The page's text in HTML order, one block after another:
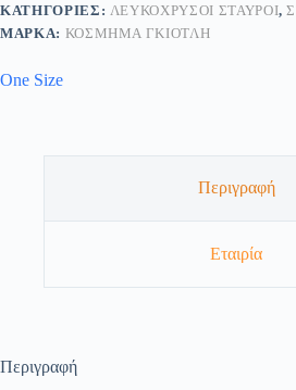
ΚΑΤΗΓΟΡΊΕΣ: ΛΕΥΚΌΧΡΥΣΟΙ ΣΤΑΥΡΟΊ,
ΜΆΡΚΑ: ΚΟΣΜΗΜΑ ΓΚΙΟΤΛΗ
One Size
Περιγραφή
Εταιρία
Περιγραφή